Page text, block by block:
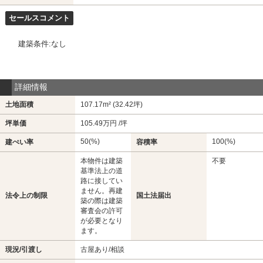
セールスコメント
建築条件:なし
詳細情報
土地面積 107.17m² (32.42坪)
坪単価 105.49万円 /坪
建ぺい率 50(%) 容積率 100(%)
法令上の制限
本物件は建築
基準法上の道
路に接してい
ません。再建
築の際は建築
審査会の許可
が必要となり
ます。
国土法届出
不要
現況/引渡し 古屋あり/相談